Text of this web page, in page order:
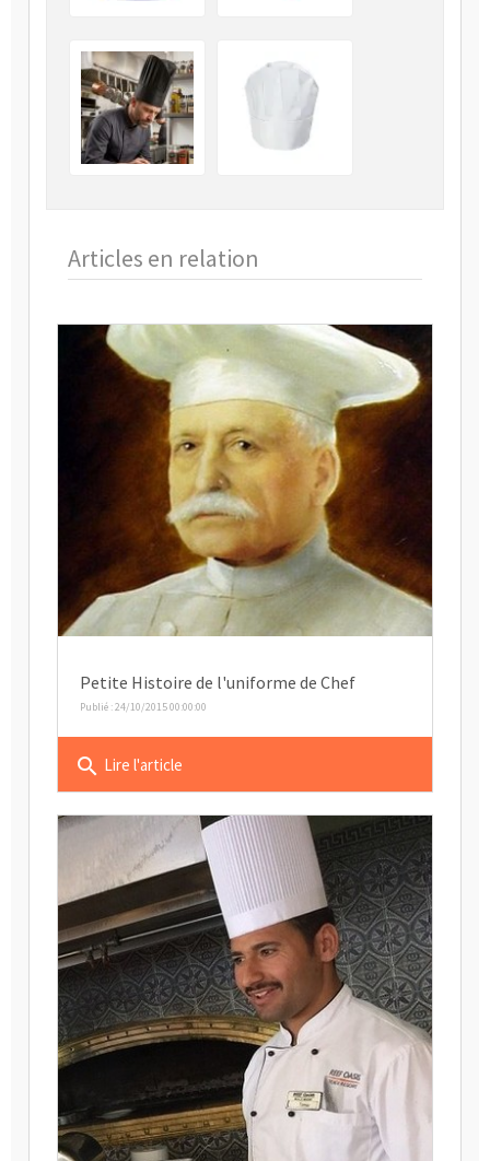
Articles en relation
Petite Histoire de l'uniforme de Chef
Publié : 24/10/2015 00:00:00
search Lire l'article